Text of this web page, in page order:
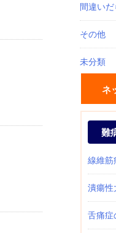
間違い
その他
未分類
ネ
難
線維筋
潰瘍性
舌痛症